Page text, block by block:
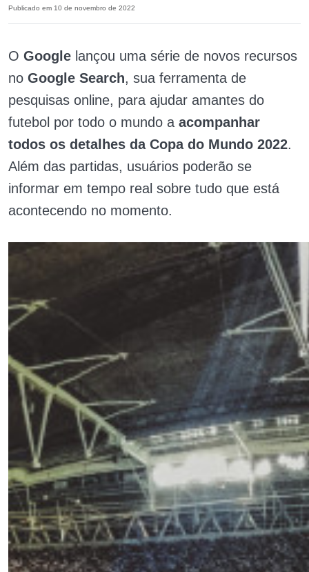
Publicado em 10 de novembro de 2022
O Google lançou uma série de novos recursos
no Google Search, sua ferramenta de
pesquisas online, para ajudar amantes do
futebol por todo o mundo a acompanhar
todos os detalhes da Copa do Mundo 2022.
Além das partidas, usuários poderão se
informar em tempo real sobre tudo que está
acontecendo no momento.